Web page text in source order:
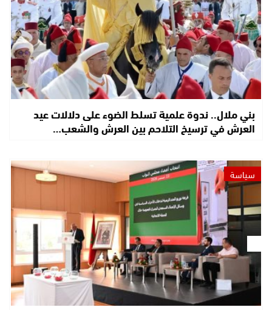
بني ملال.. ندوة علمية تسلط الضوء على دلالات عيد
العرش في ترسيخ التلاحم بين العرش والشعب…
سياسة